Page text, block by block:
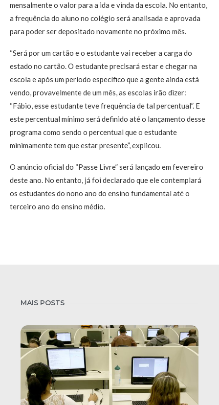
mensalmente o valor para a ida e vinda da escola. No entanto,
a frequência do aluno no colégio será analisada e aprovada
para poder ser depositado novamente no próximo mês.
“Será por um cartão e o estudante vai receber a carga do
estado no cartão. O estudante precisará estar e chegar na
escola e após um período específico que a gente ainda está
vendo, provavelmente de um mês, as escolas irão dizer:
“Fábio, esse estudante teve frequência de tal percentual”. E
este percentual mínimo será definido até o lançamento desse
programa como sendo o percentual que o estudante
minimamente tem que estar presente”, explicou.
O anúncio oficial do “Passe Livre” será lançado em fevereiro
deste ano. No entanto, já foi declarado que ele contemplará
os estudantes do nono ano do ensino fundamental até o
terceiro ano do ensino médio.
MAIS POSTS